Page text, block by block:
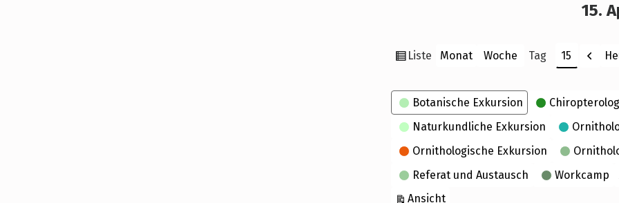
15.
Ansicht
Liste Monat Woche Tag
Monat
Tag
Jahr
Kategorien
Botanische Exkursion
Naturkundliche Exkursion
Ornithologische Exkursion
Referat und Austausch
Workcamp
Ansichtausdrucken